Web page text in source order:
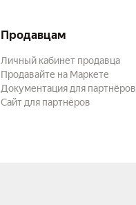
Продавцам
Личный кабинет продавца
Продавайте на Маркете
Документация для партнёров
Сайт для партнёров